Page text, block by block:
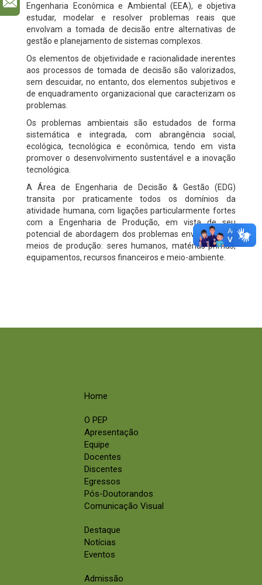
Engenharia Econômica e Ambiental (EEA), e objetiva
estudar, modelar e resolver problemas reais que
envolvam a tomada de decisão entre alternativas de
gestão e planejamento de sistemas complexos.
Os elementos de objetividade e racionalidade inerentes
aos processos de tomada de decisão são valorizados,
sem descuidar, no entanto, dos elementos subjetivos e
de enquadramento organizacional que caracterizam os
problemas.
Os problemas ambientais são estudados de forma
sistemática e integrada, com abrangência social,
ecológica, tecnológica e econômica, tendo em vista
promover o desenvolvimento sustentável e a inovação
tecnológica.
A Área de Engenharia de Decisão & Gestão (EDG)
transita por praticamente todos os domínios da
atividade humana, com ligações particularmente fortes
com a Engenharia de Produção, em vista de seu
potencial de abordagem dos problemas envolvendo os
meios de produção: seres humanos, matérias-primas,
equipamentos, recursos financeiros e meio-ambiente.
Home
O PEP
Apresentação
Equipe
Docentes
Discentes
Egressos
Pós-Doutorandos
Comunicação Visual
Destaque
Notícias
Eventos
Admissão